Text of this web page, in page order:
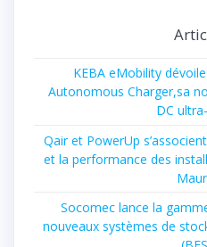
KEBA eMobility
Autonomous Charger,sa
DC
Qair et PowerUp
et la performance des
Socomec lance la
nouveaux systèmes de